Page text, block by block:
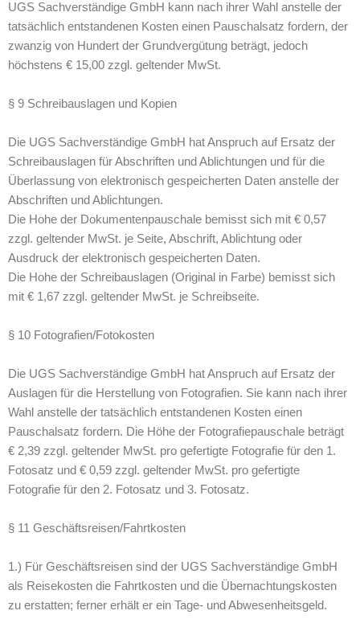
UGS Sachverständige GmbH kann nach ihrer Wahl anstelle der
tatsächlich entstandenen Kosten einen Pauschalsatz fordern, der
zwanzig von Hundert der Grundvergütung beträgt, jedoch
höchstens € 15,00 zzgl. geltender MwSt.
§ 9 Schreibauslagen und Kopien
Die UGS Sachverständige GmbH hat Anspruch auf Ersatz der
Schreibauslagen für Abschriften und Ablichtungen und für die
Überlassung von elektronisch gespeicherten Daten anstelle der
Abschriften und Ablichtungen.
Die Hohe der Dokumentenpauschale bemisst sich mit € 0,57
zzgl. geltender MwSt. je Seite, Abschrift, Ablichtung oder
Ausdruck der elektronisch gespeicherten Daten.
Die Hohe der Schreibauslagen (Original in Farbe) bemisst sich
mit € 1,67 zzgl. geltender MwSt. je Schreibseite.
§ 10 Fotografien/Fotokosten
Die UGS Sachverständige GmbH hat Anspruch auf Ersatz der
Auslagen für die Herstellung von Fotografien. Sie kann nach ihrer
Wahl anstelle der tatsächlich entstandenen Kosten einen
Pauschalsatz fordern. Die Höhe der Fotografiepauschale beträgt
€ 2,39 zzgl. geltender MwSt. pro gefertigte Fotografie für den 1.
Fotosatz und € 0,59 zzgl. geltender MwSt. pro gefertigte
Fotografie für den 2. Fotosatz und 3. Fotosatz.
§ 11 Geschäftsreisen/Fahrtkosten
1.) Für Geschäftsreisen sind der UGS Sachverständige GmbH
als Reisekosten die Fahrtkosten und die Übernachtungskosten
zu erstatten; ferner erhält er ein Tage- und Abwesenheitsgeld.